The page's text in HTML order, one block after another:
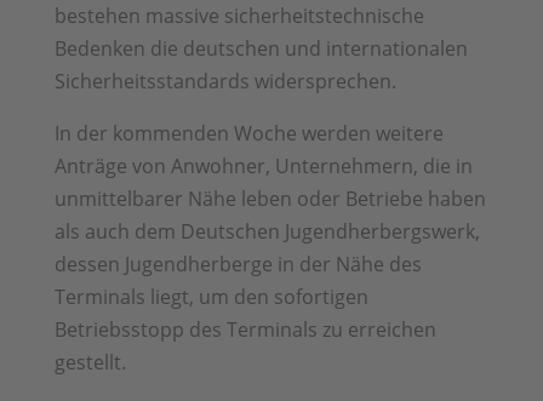
bestehen massive sicherheitstechnische
Bedenken die deutschen und internationalen
Sicherheitsstandards widersprechen.
In der kommenden Woche werden weitere
Anträge von Anwohner, Unternehmern, die in
unmittelbarer Nähe leben oder Betriebe haben
als auch dem Deutschen Jugendherbergswerk,
dessen Jugendherberge in der Nähe des
Terminals liegt, um den sofortigen
Betriebsstopp des Terminals zu erreichen
gestellt.